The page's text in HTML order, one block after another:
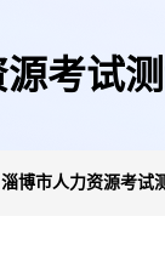
考试
淄博市人力资源考试